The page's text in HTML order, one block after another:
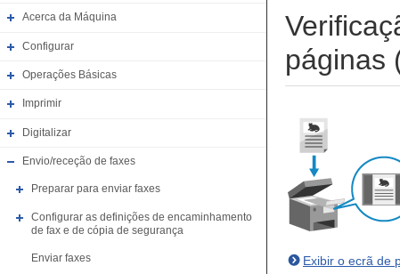
Acerca da Máquina
Configurar
Operações Básicas
Imprimir
Digitalizar
Envio/receção de faxes
Preparar para enviar faxes
Configurar as definições de encaminhamento
de fax e de cópia de segurança
Enviar faxes
páginas
Exibir o ecrã de